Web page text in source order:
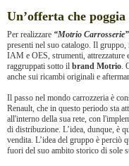
Un’offerta che poggia
Per realizzare “Motrio Carrosserie”
presenti nel suo catalogo. Il
IAM e OES, strumenti, attrezzature
raggruppati sotto il brand Motrio.
anche sui ricambi originali e
Il passo nel mondo carrozzeria è
Renault, che in questo periodo sta
all'interno della sua rete, con
di distribuzione. L’idea, dunque, è
vendita. L’idea del gruppo è perciò
fuori del suo ambito storico di sole